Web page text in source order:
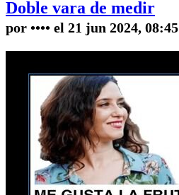
Doble vara de medir
por •••• el 21 jun 2024, 08:45